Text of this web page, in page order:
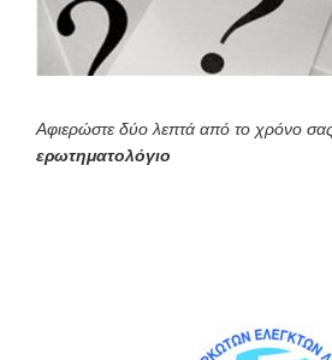
Αφιερώστε δύο λεπτά από το χρόνο
ερωτηματολόγιο